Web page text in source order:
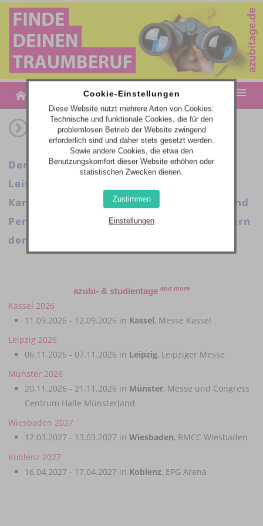
MESSETERMINE
AZUBITAGE-PLUS | JOB- & BILDUNGSANGEBOTE
WEBCODE-EINGABE
Der Einstieg ins Berufsleben. Unsere
Leitmessen für Berufsorientierung und
Karriere bieten seit 1994 neue Chancen und
Perspektiven für die Zukunft und erweitern
den Horizont!
azubi- & studientage and more
Kassel 2026
11.09.2026 - 12.09.2026 in Kassel, Messe Kassel
Leipzig 2026
06.11.2026 - 07.11.2026 in Leipzig, Leipziger Messe
Münster 2026
20.11.2026 - 21.11.2026 in Münster, Messe und Congress
Centrum Halle Münsterland
Wiesbaden 2027
12.03.2027 - 13.03.2027 in Wiesbaden, RMCC Wiesbaden
Koblenz 2027
16.04.2027 - 17.04.2027 in Koblenz, EPG Arena
Cookie-Einstellungen
Diese Website nutzt mehrere Arten von Cookies:
Technische und funktionale Cookies, die für den
problemlosen Betrieb der Website zwingend
erforderlich sind und daher stets gesetzt werden.
Sowie andere Cookies, die etwa den
Benutzungskomfort dieser Website erhöhen oder
statistischen Zwecken dienen.
Zustimmen
Einstellungen